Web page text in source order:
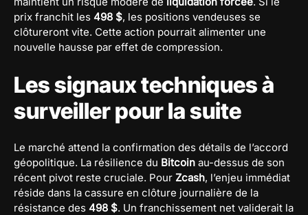
prix franchit les 498 $, les positions vendeuses se
clôtureront vite. Cette action pourrait alimenter une
nouvelle hausse par effet de compression.
Les signaux techniques à
surveiller pour la suite
Le marché attend la confirmation des détails de l’accord
géopolitique. La résilience du Bitcoin au-dessus de son
récent pivot reste cruciale. Pour Zcash, l’enjeu immédiat
réside dans la cassure en clôture journalière de la
résistance des 498 $. Un franchissement net validerait la